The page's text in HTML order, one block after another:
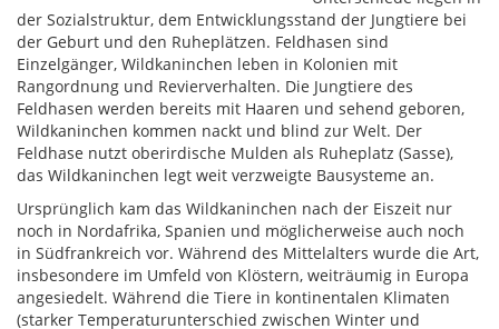
der Sozialstruktur, dem Entwicklungsstand der Jungtiere bei
der Geburt und den Ruheplätzen. Feldhasen sind
Einzelgänger, Wildkaninchen leben in Kolonien mit
Rangordnung und Revierverhalten. Die Jungtiere des
Feldhasen werden bereits mit Haaren und sehend geboren,
Wildkaninchen kommen nackt und blind zur Welt. Der
Feldhase nutzt oberirdische Mulden als Ruheplatz (Sasse),
das Wildkaninchen legt weit verzweigte Bausysteme an.
Ursprünglich kam das Wildkaninchen nach der Eiszeit nur
noch in Nordafrika, Spanien und möglicherweise auch noch
in Südfrankreich vor. Während des Mittelalters wurde die Art,
insbesondere im Umfeld von Klöstern, weiträumig in Europa
angesiedelt. Während die Tiere in kontinentalen Klimaten
(starker Temperaturunterschied zwischen Winter und